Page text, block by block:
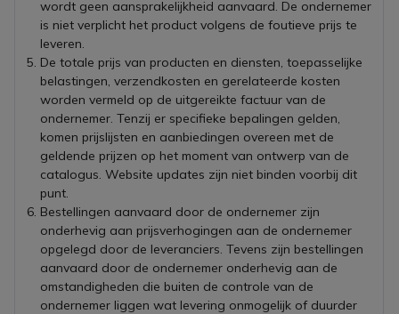
wordt geen aansprakelijkheid aanvaard. De ondernemer
is niet verplicht het product volgens de foutieve prijs te
leveren.
De totale prijs van producten en diensten, toepasselijke
belastingen, verzendkosten en gerelateerde kosten
worden vermeld op de uitgereikte factuur van de
ondernemer. Tenzij er specifieke bepalingen gelden,
komen prijslijsten en aanbiedingen overeen met de
geldende prijzen op het moment van ontwerp van de
catalogus. Website updates zijn niet binden voorbij dit
punt.
Bestellingen aanvaard door de ondernemer zijn
onderhevig aan prijsverhogingen aan de ondernemer
opgelegd door de leveranciers. Tevens zijn bestellingen
aanvaard door de ondernemer onderhevig aan de
omstandigheden die buiten de controle van de
ondernemer liggen wat levering onmogelijk of duurder